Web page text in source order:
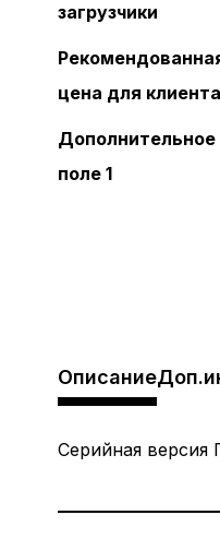
загрузчики
цена для клиента
Дополнительное
поле 1
Описание
Серийная версия